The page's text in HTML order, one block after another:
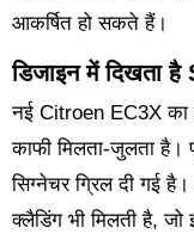
आकर्षित हो सकते हैं।
डिजाइन में दिखता
नई Citroen EC3X
काफी मिलता-जुलता
सिग्नेचर ग्रिल दी गई
क्लैडिंग भी मिलती है,